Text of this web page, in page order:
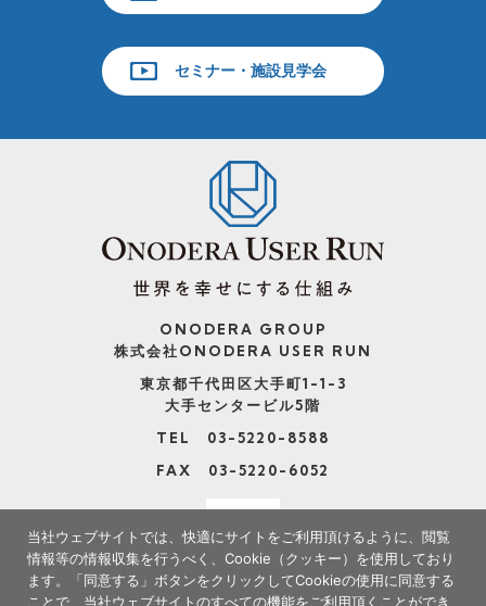
セミナー・施設見学会
ONODERA GROUP
株式会社ONODERA USER RUN
東京都千代田区大手町1-1-3
大手センタービル5階
TEL 03-5220-8588
FAX 03-5220-6052
当社ウェブサイトでは、快適にサイトをご利用頂けるように、閲覧
情報等の情報収集を行うべく、Cookie（クッキー）を使用しており
ます。
「同意する」ボタンをクリックしてCookieの使用に同意する
ことで、当社ウェブサイトのすべての機能をご利用頂くことができ